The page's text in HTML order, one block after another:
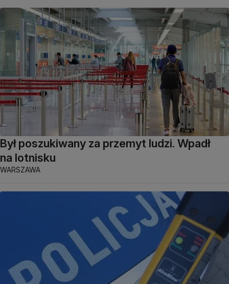
Był poszukiwany za przemyt ludzi. Wpadł
na lotnisku
WARSZAWA